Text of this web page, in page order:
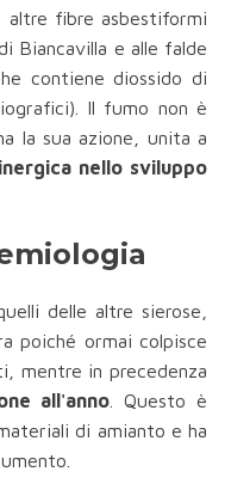
fibre asbestiformi
Biancavilla e alle falde
contiene diossido di
Il fumo non è
la sua azione, unita a
nello sviluppo
delle altre sierose,
poiché ormai colpisce
mentre in precedenza
all'anno. Questo è
di amianto e ha